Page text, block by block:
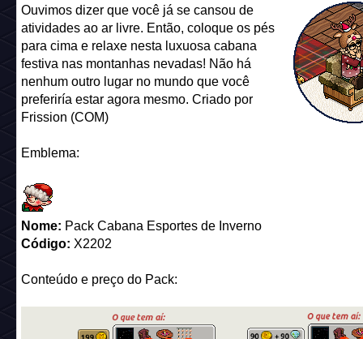
Ouvimos dizer que você já se cansou de
atividades ao ar livre. Então, coloque os pés
para cima e relaxe nesta luxuosa cabana
festiva nas montanhas nevadas! Não há
nenhum outro lugar no mundo que você
preferiría estar agora mesmo. Criado por
Frission (COM)
Emblema:
Nome: Pack Cabana Esportes de Inverno
Código: X2202
Conteúdo e preço do Pack: